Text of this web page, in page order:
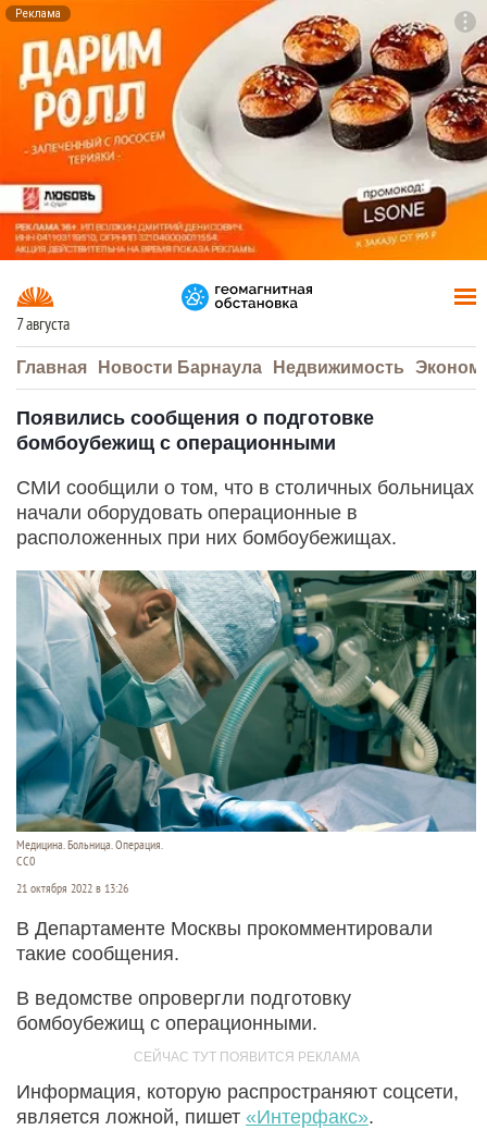
Реклама
7 августа
Главная Новости Барнаула Недвижимость
Появились сообщения о подготовке
бомбоубежищ с операционными
СМИ сообщили о том, что в столичных больницах
начали оборудовать операционные в
расположенных при них бомбоубежищах.
Медицина. Больница. Операция.
СС0
21 октября 2022 в 13:26
В Департаменте Москвы прокомментировали
такие сообщения.
В ведомстве опровергли подготовку
бомбоубежищ с операционными.
Информация, которую распространяют соцсети,
является ложной, пишет «Интерфакс».